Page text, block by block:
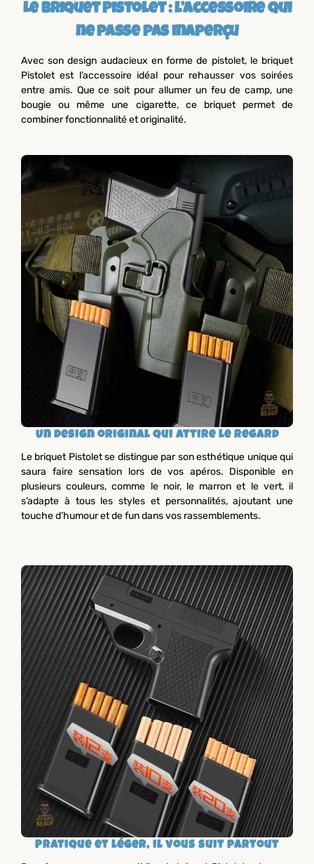
Le briquet Pistolet : l’accessoire qui
ne passe pas inaperçu
Avec son design audacieux en forme de pistolet, le briquet
Pistolet est l’accessoire idéal pour rehausser vos soirées
entre amis. Que ce soit pour allumer un feu de camp, une
bougie ou même une cigarette, ce briquet permet de
combiner fonctionnalité et originalité.
Un design original qui attire le regard
Le briquet Pistolet se distingue par son esthétique unique qui
saura faire sensation lors de vos apéros. Disponible en
plusieurs couleurs, comme le noir, le marron et le vert, il
s’adapte à tous les styles et personnalités, ajoutant une
touche d’humour et de fun dans vos rassemblements.
Pratique et léger, il vous suit partout